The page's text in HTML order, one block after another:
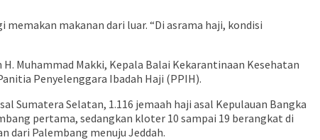
makanan dari luar. “Di asrama haji, kondisi
Muhammad Makki, Kepala Balai Kekarantinaan Kesehatan
Penyelenggara Ibadah Haji (PPIH).
Sumatera Selatan, 1.116 jemaah haji asal Kepulauan Bangka
pertama, sedangkan kloter 10 sampai 19 berangkat di
dari Palembang menuju Jeddah.